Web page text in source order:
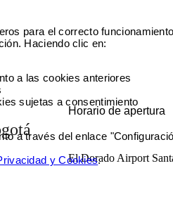
Horario de apertura
El Dorado Airport
para el correcto
Haciendo clic en:
a las cookies anteriores
sujetas a consentimiento
a través del enlace
y Cookies.